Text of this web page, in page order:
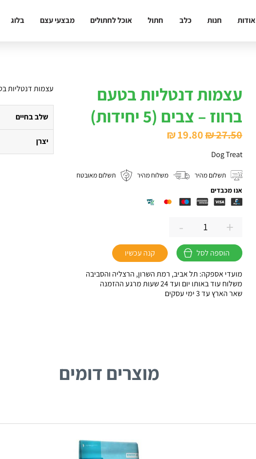
אודות חנות כלב חתול אוכל לחתולים מבצעי עצם בלוג
עצמות דנטליות בטעם
ברווז – צבים (5 יחידות)
₪27.50
המחיר
₪ 27.50.
₪19.80
₪ 19.80.
Dog Treat
תשלום מהיר משלוח מהיר
תשלום מאובטח
אנו מכבדים
+כמות
של
עצמות
דנטליות
בטעם
ברווז
-
הוספה לסל קנה עכשיו
מועדי אספקה: תל אביב, רמת השרון, הרצליה והסביבה
משלוח עוד באותו יום ועד 24 שעות מרגע ההזמנה
שאר הארץ עד 3 ימי עסקים
עצמות דנטליות בטעם
שלב בחיים
יצרן
מוצרים דומים